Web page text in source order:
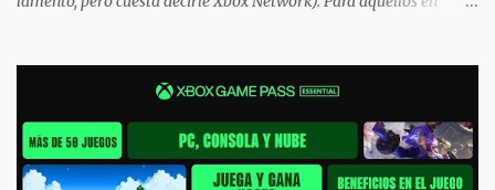
jugarlos y mantener un progreso compartido en Windows PC y
Xbox, y tenemos un listado de juegos compatibles por acá . ¿Aún
necesitas una mano con las compras? Tenemos un tutorial extenso
o en vídeo para que se quiten todas las dudas generales de cómo